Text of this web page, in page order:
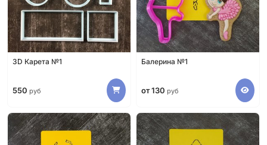
3D Карета №1
550 руб
Балерина №1
от 130 руб